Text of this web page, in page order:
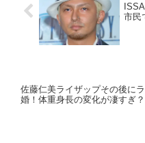
市民
佐藤仁美ライザップその後に
婚！体重身長の変化が凄すぎ？